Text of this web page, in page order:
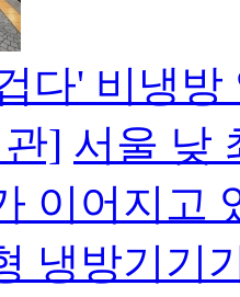
다' 비냉
] 서울 낮
이어지고
냉방기기